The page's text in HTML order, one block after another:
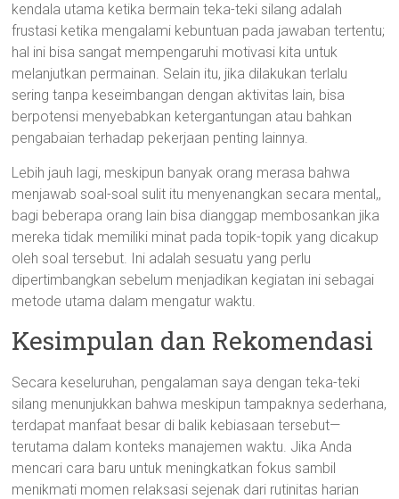
kendala utama ketika bermain teka-teki silang adalah
frustasi ketika mengalami kebuntuan pada jawaban tertentu;
hal ini bisa sangat mempengaruhi motivasi kita untuk
melanjutkan permainan. Selain itu, jika dilakukan terlalu
sering tanpa keseimbangan dengan aktivitas lain, bisa
berpotensi menyebabkan ketergantungan atau bahkan
pengabaian terhadap pekerjaan penting lainnya.
Lebih jauh lagi, meskipun banyak orang merasa bahwa
menjawab soal-soal sulit itu menyenangkan secara mental,,
bagi beberapa orang lain bisa dianggap membosankan jika
mereka tidak memiliki minat pada topik-topik yang dicakup
oleh soal tersebut. Ini adalah sesuatu yang perlu
dipertimbangkan sebelum menjadikan kegiatan ini sebagai
metode utama dalam mengatur waktu.
Kesimpulan dan Rekomendasi
Secara keseluruhan, pengalaman saya dengan teka-teki
silang menunjukkan bahwa meskipun tampaknya sederhana,
terdapat manfaat besar di balik kebiasaan tersebut—
terutama dalam konteks manajemen waktu. Jika Anda
mencari cara baru untuk meningkatkan fokus sambil
menikmati momen relaksasi sejenak dari rutinitas harian